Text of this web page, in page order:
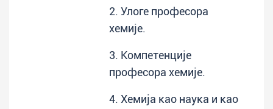
2. Улоге професора
хемије.
3. Компетенције
професора хемије.
4. Хемија као наука и као